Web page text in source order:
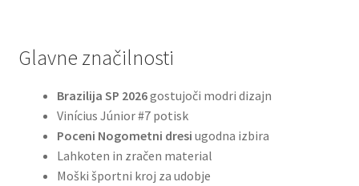
Glavne značilnosti
Brazilija SP 2026gostujoči modri dizajn
Vinícius Júnior #7 potisk
Poceni Nogometni dresi ugodna izbira
Lahkoten in zračen material
Moški športni kroj za udobje